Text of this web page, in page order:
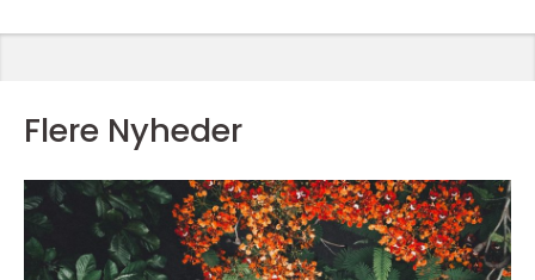
Flere Nyheder